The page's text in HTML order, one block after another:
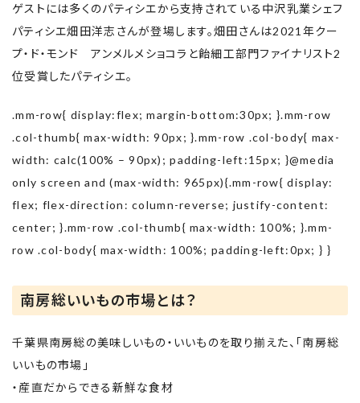
ゲストには多くのパティシエから支持されている中沢乳業シェフ
パティシエ畑田洋志さんが登場します。畑田さんは2021年クー
プ・ド・モンド アンメルメショコラと飴細工部門ファイナリスト2
位受賞したパティシエ。
.mm-row{ display:flex; margin-bottom:30px; }.mm-row
.col-thumb{ max-width: 90px; }.mm-row .col-body{ max-
width: calc(100% – 90px); padding-left:15px; }@media
only screen and (max-width: 965px){.mm-row{ display:
flex; flex-direction: column-reverse; justify-content:
center; }.mm-row .col-thumb{ max-width: 100%; }.mm-
row .col-body{ max-width: 100%; padding-left:0px; } }
南房総いいもの市場とは？
千葉県南房総の美味しいもの・いいものを取り揃えた、「南房総
いいもの市場」
・産直だからできる新鮮な食材